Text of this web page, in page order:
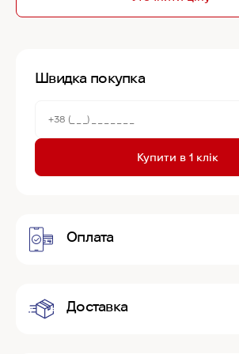
Швидка покупка
Купити в 1 клік
Оплата
Доставка